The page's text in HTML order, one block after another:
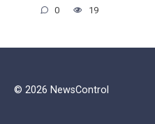
0 19
© 2026 NewsControl